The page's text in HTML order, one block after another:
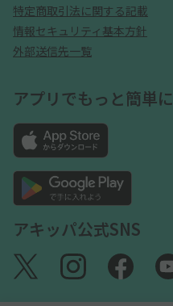
特定商取引法に関する記載
情報セキュリティ基本方針
外部送信先一覧
アプリでもっと簡単に
アキッパ公式SNS